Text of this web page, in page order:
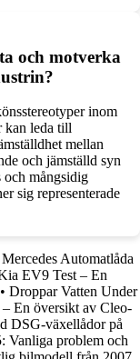
och motverka
inom
kan leda till
mellan
och jämställd syn
och mångsidig
sig representerade
Automatlåda
EV9 Test – En
• Droppar Vatten Under
En översikt av Cleo-
DSG-växellådor på
Vanliga problem och